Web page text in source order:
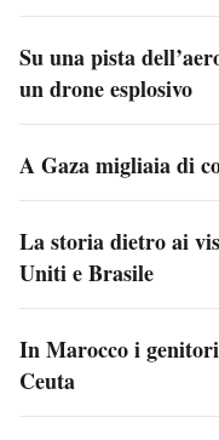
Su una pista
un drone esplosivo
A Gaza migliaia di
La storia dietro ai
Uniti e Brasile
In Marocco i
Ceuta